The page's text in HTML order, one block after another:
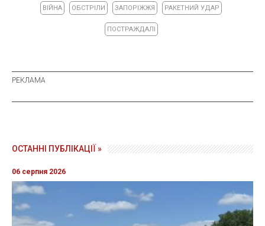
ВІЙНА ОБСТРІЛИ ЗАПОРІЖЖЯ РАКЕТНИЙ УДАР
ПОСТРАЖДАЛІ
ОСТАННІ ПУБЛІКАЦІЇ »
06 серпня 2026